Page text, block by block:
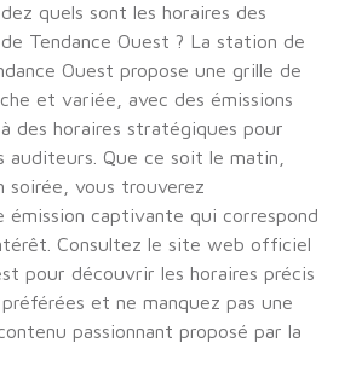
quels sont les horaires des
Tendance Ouest ? La station de
Ouest propose une grille de
et variée, avec des émissions
des horaires stratégiques pour
auditeurs. Que ce soit le matin,
soirée, vous trouverez
émission captivante qui correspond
Consultez le site web officiel
pour découvrir les horaires précis
et ne manquez pas une
passionnant proposé par la